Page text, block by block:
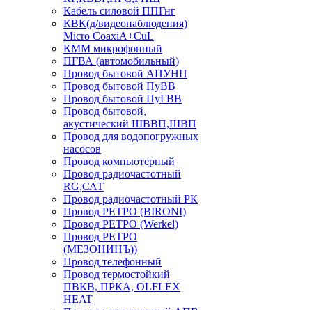
Кабель силовой ППГнг
КВК(д/видеонаблюдения)
Micro CoaxiA+CuL
КММ микрофонный
ПГВА (автомобильный)
Провод бытовой АПУНП
Провод бытовой ПуВВ
Провод бытовой ПуГВВ
Провод бытовой,
акустический ШВВП,ШВП
Провод для водопогружных
насосов
Провод компьютерный
Провод радиочастотный
RG,САТ
Провод радиочастотный РК
Провод РЕТРО (BIRONI)
Провод РЕТРО (Werkel)
Провод РЕТРО
(МЕЗОНИНЪ))
Провод телефонный
Провод термостойкий
ПВКВ, ПРКА, OLFLEX
HEAT